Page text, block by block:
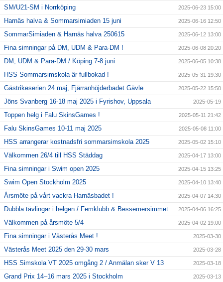
SM/U21-SM i Norrköping 2025-06-23 15:00
Harnäs halva & Sommarsimiaden 15 juni 2025-06-16 12:50
SommarSimiaden & Harnäs halva 250615 2025-06-12 13:00
Fina simningar på DM, UDM & Para-DM ! 2025-06-08 20:20
DM, UDM & Para-DM / Köping 7-8 juni 2025-06-05 10:38
HSS Sommarsimskola är fullbokad ! 2025-05-31 19:30
Gästrikeserien 24 maj, Fjärranhöjderbadet Gävle 2025-05-22 15:50
Jöns Svanberg 16-18 maj 2025 i Fyrishov, Uppsala 2025-05-19
Toppen helg i Falu SkinsGames ! 2025-05-11 21:42
Falu SkinsGames 10-11 maj 2025 2025-05-08 11:00
HSS arrangerar kostnadsfri sommarsimskola 2025 2025-05-02 15:10
Välkommen 26/4 till HSS Städdag 2025-04-17 13:00
Fina simningar i Swim open 2025 2025-04-15 13:25
Swim Open Stockholm 2025 2025-04-10 13:40
Årsmöte på vårt vackra Harnäsbadet ! 2025-04-07 14:30
Dubbla tävlingar i helgen / Femklubb & Bessemersimmet 2025-04-06 16:25
Välkommen på årsmöte 5/4 2025-04-02 19:00
Fina simningar i Västerås Meet ! 2025-03-30
Västerås Meet 2025 den 29-30 mars 2025-03-28
HSS Simskola VT 2025 omgång 2 / Anmälan sker V 13 2025-03-18
Grand Prix 14–16 mars 2025 i Stockholm 2025-03-13